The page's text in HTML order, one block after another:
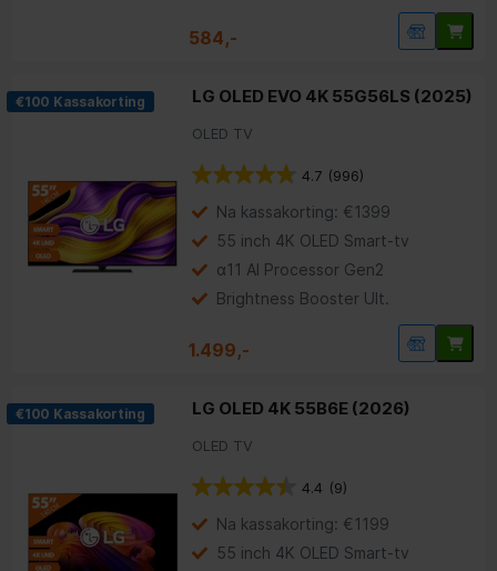
584,-
€100 Kassakorting LG OLED EVO 4K 55G56LS (2025)
OLED TV
4.7 (996)
Na kassakorting: €1399
55 inch 4K OLED Smart-tv
α11 AI Processor Gen2
Brightness Booster Ult.
1.499,-
€100 Kassakorting LG OLED 4K 55B6E (2026)
OLED TV
4.4 (9)
Na kassakorting: €1199
55 inch 4K OLED Smart-tv